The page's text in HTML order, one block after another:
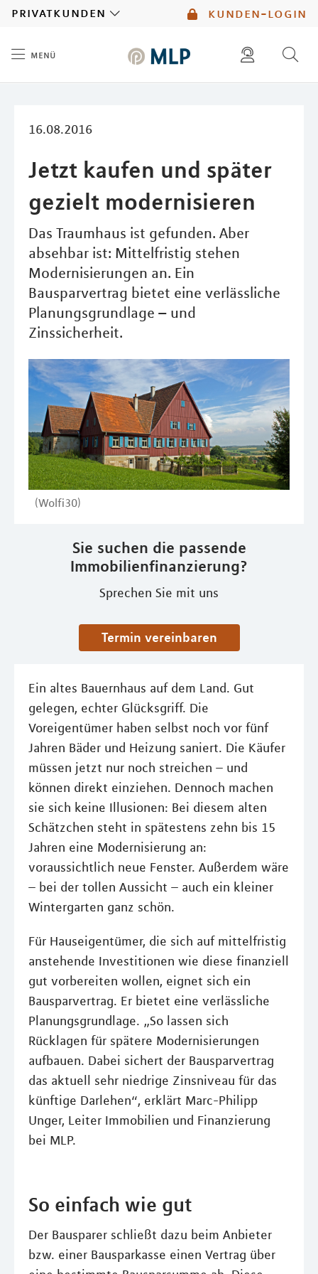
kunden-login
privatkunden
menü
16.08.2016
Jetzt kaufen und später
gezielt modernisieren
Das Traumhaus ist gefunden. Aber
absehbar ist: Mittelfristig stehen
Modernisierungen an. Ein
Bausparvertrag bietet eine verlässliche
Planungsgrundlage – und
Zinssicherheit.
(Wolfi30)
Sie suchen die passende
Immobilienfinanzierung?
Sprechen Sie mit uns
Termin vereinbaren
Ein altes Bauernhaus auf dem Land. Gut
gelegen, echter Glücksgriff. Die
Voreigentümer haben selbst noch vor fünf
Jahren Bäder und Heizung saniert. Die Käufer
müssen jetzt nur noch streichen – und
können direkt einziehen. Dennoch machen
sie sich keine Illusionen: Bei diesem alten
Schätzchen steht in spätestens zehn bis 15
Jahren eine Modernisierung an:
voraussichtlich neue Fenster. Außerdem wäre
– bei der tollen Aussicht – auch ein kleiner
Wintergarten ganz schön.
Für Hauseigentümer, die sich auf mittelfristig
anstehende Investitionen wie diese finanziell
gut vorbereiten wollen, eignet sich ein
Bausparvertrag. Er bietet eine verlässliche
Planungsgrundlage. „So lassen sich
Rücklagen für spätere Modernisierungen
aufbauen. Dabei sichert der Bausparvertrag
das aktuell sehr niedrige Zinsniveau für das
künftige Darlehen“, erklärt Marc-Philipp
Unger, Leiter Immobilien und Finanzierung
bei MLP.
So einfach wie gut
Der Bausparer schließt dazu beim Anbieter
bzw. einer Bausparkasse einen Vertrag über